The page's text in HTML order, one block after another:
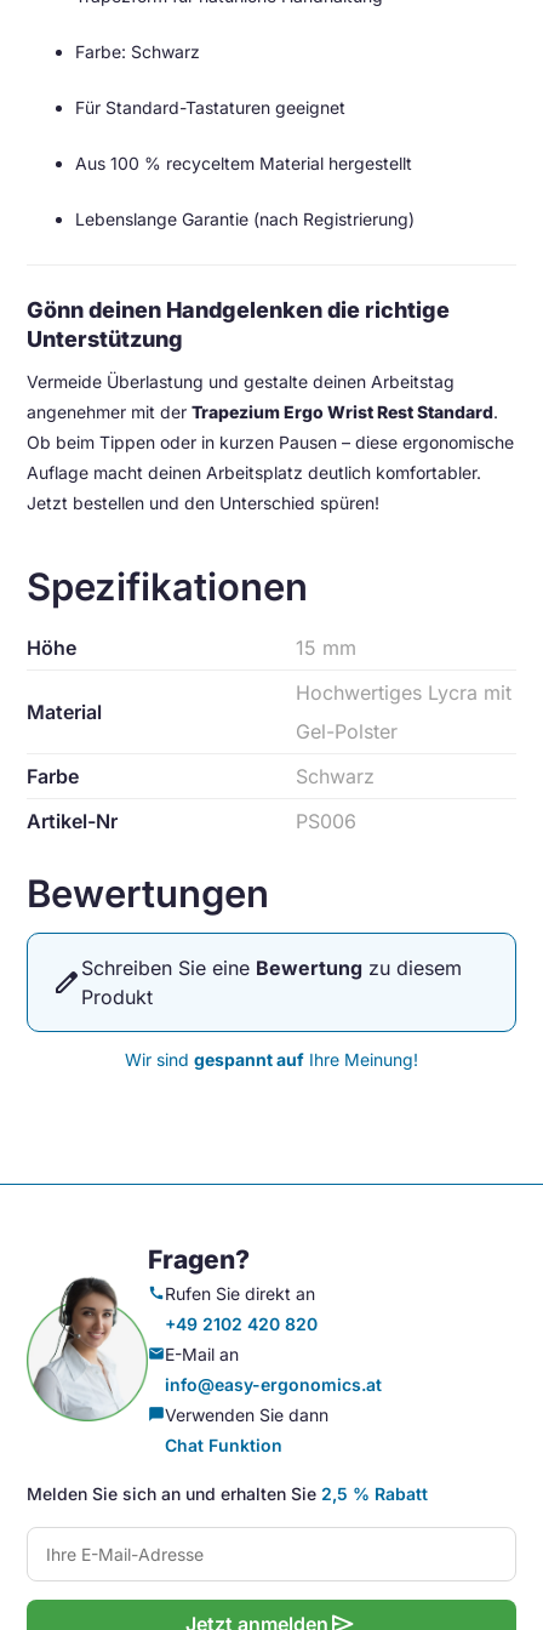
Farbe: Schwarz
Für Standard-Tastaturen geeignet
Aus 100 % recyceltem Material hergestellt
Lebenslange Garantie (nach Registrierung)
Gönn deinen Handgelenken die richtige
Unterstützung
Vermeide Überlastung und gestalte deinen Arbeitstag
angenehmer mit derTrapezium Ergo Wrist Rest Standard.
Ob beim Tippen oder in kurzen Pausen – diese ergonomische
Auflage macht deinen Arbeitsplatz deutlich komfortabler.
Jetzt bestellen und den Unterschied spüren!
Spezifikationen
Höhe 15 mm
Material
Hochwertiges Lycra mit
Gel-Polster
Farbe
Schwarz
Artikel-Nr
PS006
Bewertungen
edit Schreiben Sie eine Bewertung zu diesem
Produkt
Wir sind gespannt auf Ihre Meinung!
Fragen?
callRufen Sie direkt an
+49 2102 420 820
mailE-Mail an
info@easy-ergonomics.at
chat_bubbleVerwenden Sie dann
Chat Funktion
Melden Sie sich an und erhalten Sie 2,5 % Rabatt
Jetzt anmelden